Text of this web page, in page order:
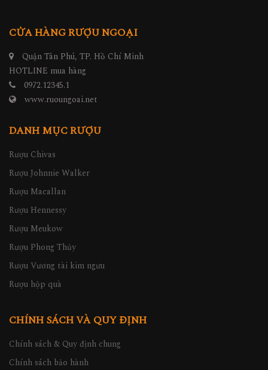
CỬA HÀNG RƯỢU NGOẠI
Quận Tân Phú, TP. Hồ Chí Minh
HOTLINE mua hàng
0972.12345.1
www.ruoungoai.net
DANH MỤC RƯỢU
Rượu Chivas
Rượu Johnnie Walker
Rượu Macallan
Rượu Hennessy
Rượu Meukow
Rượu Phong Thủy
Rượu Vương tài kim ngưu
Rượu hộp quà
CHÍNH SÁCH VÀ QUY ĐỊNH
Chính sách & Quy định chung
Chính sách bảo hành